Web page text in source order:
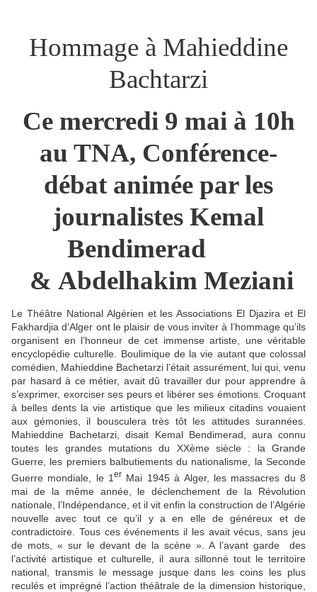
Hommage à Mahieddine
Bachtarzi
Ce mercredi 9 mai à 10h
au TNA, Conférence-
débat animée par les
journalistes Kemal
Bendimerad
& Abdelhakim Meziani
Le Théâtre National Algérien et les Associations El Djazira et El
Fakhardjia d’Alger ont le plaisir de vous inviter à l’hommage qu’ils
organisent en l’honneur de cet immense artiste, une véritable
encyclopédie culturelle. Boulimique de la vie autant que colossal
comédien, Mahieddine Bachetarzi l’était assurément, lui qui, venu
par hasard à ce métier, avait dû travailler dur pour apprendre à
s’exprimer, exorciser ses peurs et libérer ses émotions. Croquant
à belles dents la vie artistique que les milieux citadins vouaient
aux gémonies, il bousculera très tôt les attitudes surannées.
Mahieddine Bachetarzi, disait Kemal Bendimerad, aura connu
toutes les grandes mutations du XXème siècle : la Grande
Guerre, les premiers balbutiements du nationalisme, la Seconde
Guerre mondiale, le 1er Mai 1945 à Alger, les massacres du 8
mai de la même année, le déclenchement de la Révolution
nationale, l’Indépendance, et il vit enfin la construction de l’Algérie
nouvelle avec tout ce qu’il y a en elle de généreux et de
contradictoire. Tous ces événements il les avait vécus, sans jeu
de mots, « sur le devant de la scène ». A l’avant garde des
l’activité artistique et culturelle, il aura sillonné tout le territoire
national, transmis le message jusque dans les coins les plus
reculés et imprégné l’action théâtrale de la dimension historique,